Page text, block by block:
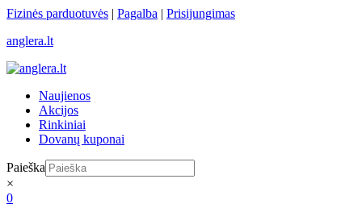
Skip
content
Fizinės parduotuvės | Pagalba | Prisijungimas
anglera.lt
Naujienos
Akcijos
Rinkiniai
Dovanų kuponai
Paieška
×
0